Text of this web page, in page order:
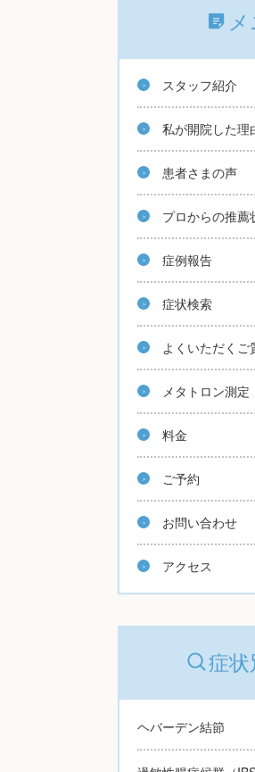
スタッフ紹介
私が開院した理
患者さまの声
プロからの推薦
症例報告
症状検索
よくいただくご
メタトロン測定
料金
ご予約
お問い合わせ
アクセス
症
ヘバーデン結節